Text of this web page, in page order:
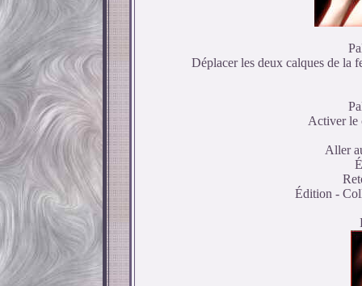
Déplacer les deux calques de la
Activer le
Aller
Édition -